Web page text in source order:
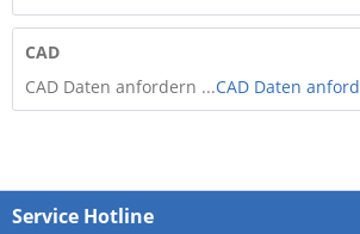
CAD
CAD Daten anfordern ...CAD Daten
Service Hotline